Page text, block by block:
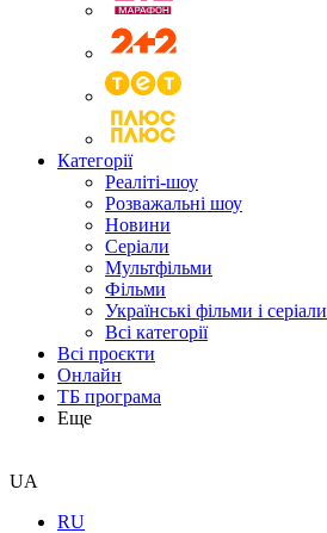
Категорії
Реаліті-шоу
Розважальні шоу
Новини
Серіали
Мультфільми
Фільми
Українські фільми і серіали
Всі категорії
Всі проєкти
Онлайн
ТБ програма
Еще
UA
RU